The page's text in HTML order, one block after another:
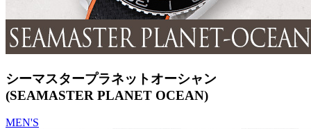
シーマスタープラネットオーシャン
(SEAMASTER PLANET OCEAN)
MEN'S